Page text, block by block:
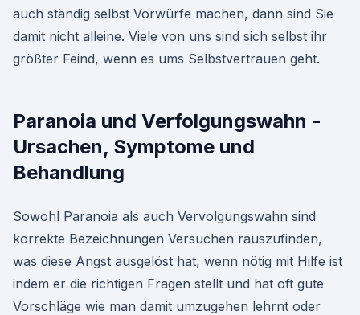
auch ständig selbst Vorwürfe machen, dann sind Sie
damit nicht alleine. Viele von uns sind sich selbst ihr
größter Feind, wenn es ums Selbstvertrauen geht.
Paranoia und Verfolgungswahn -
Ursachen, Symptome und
Behandlung
Sowohl Paranoia als auch Vervolgungswahn sind
korrekte Bezeichnungen Versuchen rauszufinden,
was diese Angst ausgelöst hat, wenn nötig mit Hilfe ist
indem er die richtigen Fragen stellt und hat oft gute
Vorschläge wie man damit umzugehen lehrnt oder